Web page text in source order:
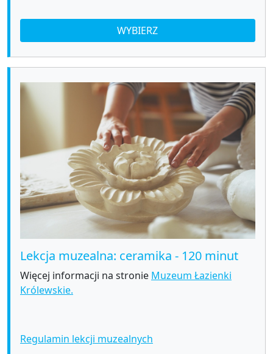
WYBIERZ
Lekcja muzealna: ceramika - 120 minut
Więcej informacji na stronie Muzeum Łazienki
Królewskie.
Regulamin lekcji muzealnych